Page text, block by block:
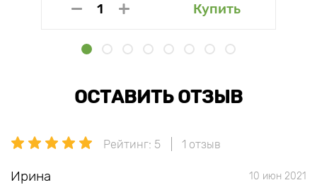
Купить
ОСТАВИТЬ ОТЗЫВ
Рейтинг: 5 1 отзыв
Ирина 10 июн 2021